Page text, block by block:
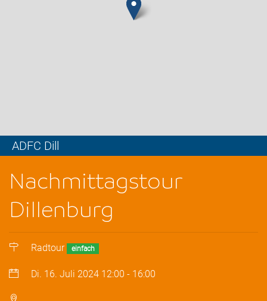
ADFC Dill
Nachmittagstour
Dillenburg
Radtour einfach
Di. 16. Juli 2024 12:00 - 16:00